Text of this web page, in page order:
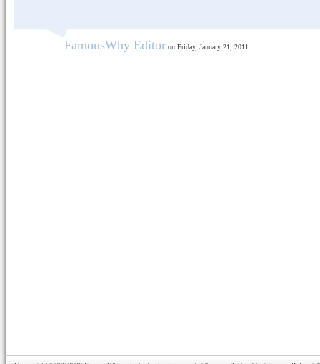
FamousWhy Editor on Friday, January 21, 2011